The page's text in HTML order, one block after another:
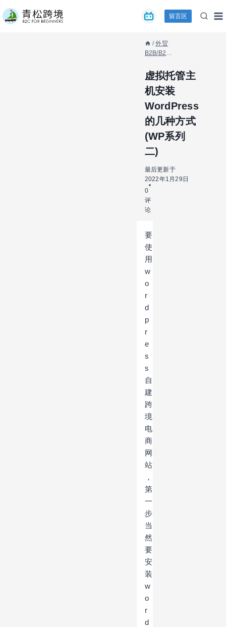
到
留言区
/ 外贸
B2B/B2C
机安装
WordPress
的几种方式
(WP系列
二)
虚拟托管主
机安装
WordPress
的几种方式
(WP系列
二)
最后更新于
2022年1月29日
0
评
论
要
使
用
w
o
r
d
p
r
e
s
s
自
建
跨
境
电
商
网
站
，
第
一
步
当
然
要
安
装
w
o
r
d